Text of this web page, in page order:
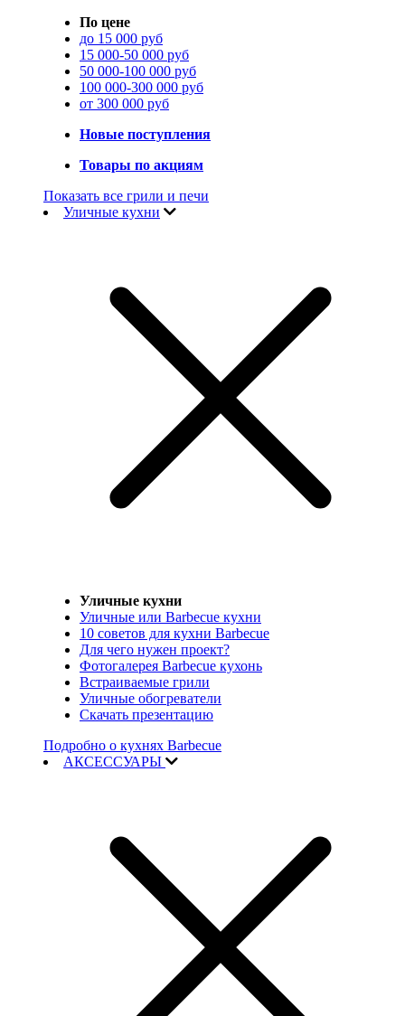
По цене
до 15 000 руб
15 000-50 000 руб
50 000-100 000 руб
100 000-300 000 руб
от 300 000 руб
Новые поступления
Товары по акциям
Показать все грили и печи
Уличные кухни
Уличные кухни
Уличные или Barbecue кухни
10 советов для кухни Barbecue
Для чего нужен проект?
Фотогалерея Barbecue кухонь
Встраиваемые грили
Уличные обогреватели
Скачать презентацию
Подробно о кухнях Barbecue
АКСЕССУАРЫ